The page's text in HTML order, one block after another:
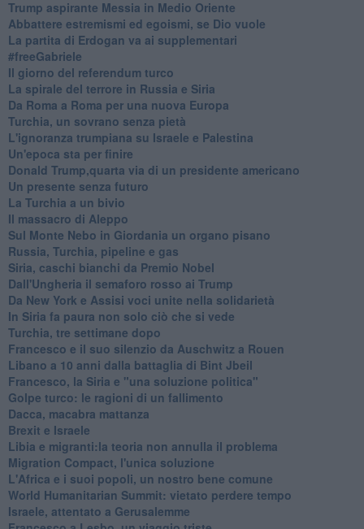
Trump aspirante Messia in Medio Oriente
Abbattere estremismi ed egoismi, se Dio vuole
La partita di Erdogan va ai supplementari
#freeGabriele
Il giorno del referendum turco
La spirale del terrore in Russia e Siria
Da Roma a Roma per una nuova Europa
Turchia, un sovrano senza pietà
L'ignoranza trumpiana su Israele e Palestina
Un'epoca sta per finire
Donald Trump,quarta via di un presidente americano
Un presente senza futuro
La Turchia a un bivio
Il massacro di Aleppo
Sul Monte Nebo in Giordania un organo pisano
Russia, Turchia, pipeline e gas
Siria, caschi bianchi da Premio Nobel
Dall'Ungheria il semaforo rosso ai Trump
Da New York e Assisi voci unite nella solidarietà
In Siria fa paura non solo ciò che si vede
Turchia, tre settimane dopo
Francesco e il suo silenzio da Auschwitz a Rouen
Libano a 10 anni dalla battaglia di Bint Jbeil
Francesco, la Siria e "una soluzione politica"
Golpe turco: le ragioni di un fallimento
Dacca, macabra mattanza
Brexit e Israele
Libia e migranti:la teoria non annulla il problema
Migration Compact, l'unica soluzione
L'Africa e i suoi popoli, un nostro bene comune
World Humanitarian Summit: vietato perdere tempo
Israele, attentato a Gerusalemme